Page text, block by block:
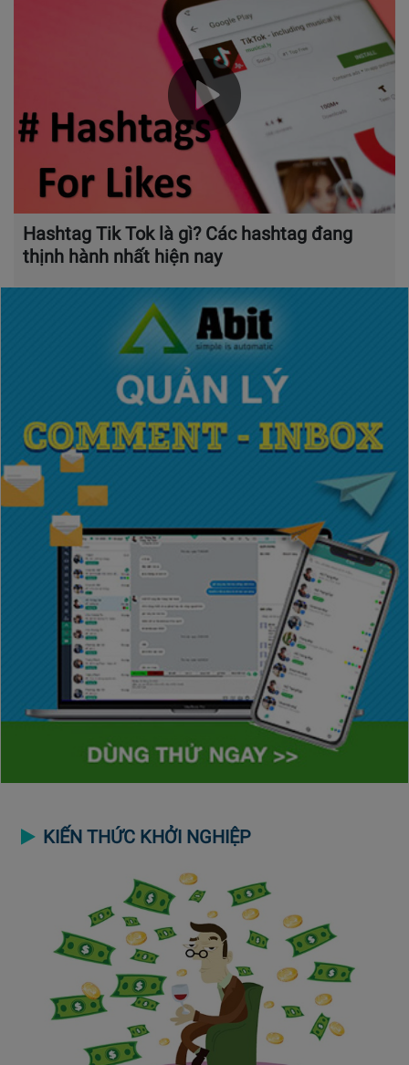
Hashtag Tik Tok là gì? Các hashtag đang
thịnh hành nhất hiện nay
KIẾN THỨC KHỞI NGHIỆP